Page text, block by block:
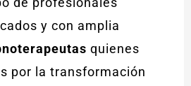
y con amplia
quienes
por la transformación